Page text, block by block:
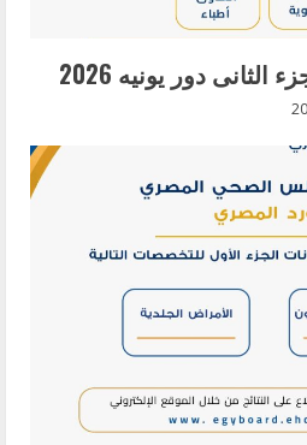
دور يونيه 2026